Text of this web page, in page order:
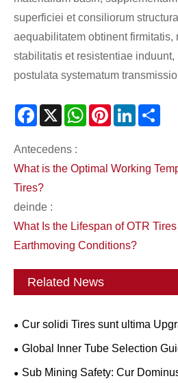
superficiei et consiliorum
aequabilitatem obtinent firmitatis,
stabilitatis et resistentiae
postulata systematum
Facebook
X WhatsAppPinterestLinkedIn
Antecedens :
What is the Optimal Working
Tires?
deinde :
What Is the Lifespan of OTR
Earthmoving Conditions?
Related News
Cur solidi Tires sunt ultima
Workflows?
Global Inner Tube Selection
Scenario-Based Applications for
Sub Mining Safety: Cur